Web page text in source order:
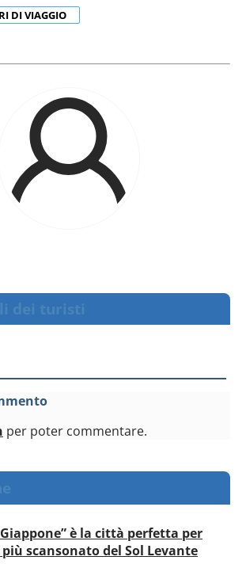
DI VIAGGIO
dei turisti
per poter commentare.
è la città perfetta per
scansonato del Sol Levante